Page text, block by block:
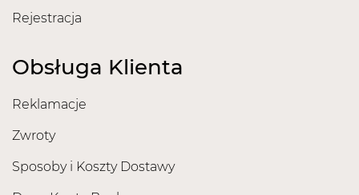
Rejestracja
Obsługa Klienta
Reklamacje
Zwroty
Sposoby i Koszty Dostawy